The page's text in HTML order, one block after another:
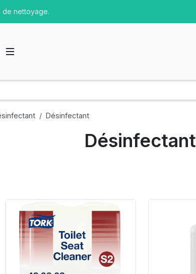
de nettoyage.
Désinfectant
Désinfectant
Product Link